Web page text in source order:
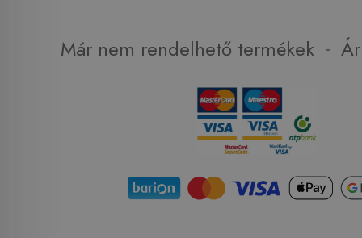
Már nem rendelhető termékek -